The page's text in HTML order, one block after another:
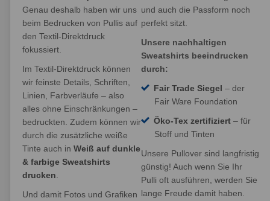
Genau deshalb haben wir uns
beim Bedrucken von Pullis auf
den Textil-Direktdruck
fokussiert.
Im Textil-Direktdruck können
wir feinste Details, Schriften,
Linien, Farbverläufe – also
alles ohne Einschränkungen –
bedruckten. Zudem können wir
durch die zusätzliche weiße
Tinte auch in Weiß auf dunkle
& farbige Sweatshirts
drucken
Und damit Fotos und Grafiken
und auch die Passform noch
perfekt sitzt.
Unsere nachhaltigen
Sweatshirts beeindrucken
durch:
Fair Trade Siegel – der
Fair Ware Foundation
Öko-Tex zertifiziert – für
Stoff und Tinten
Unsere Pullover sind langfristig
günstig! Auch wenn Sie Ihr
Pulli oft ausführen, werden Sie
lange Freude damit haben.